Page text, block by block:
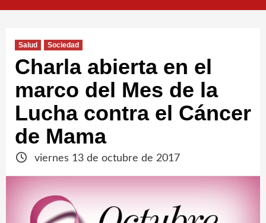
Salud Sociedad
Charla abierta en el
marco del Mes de la
Lucha contra el Cáncer
de Mama
viernes 13 de octubre de 2017